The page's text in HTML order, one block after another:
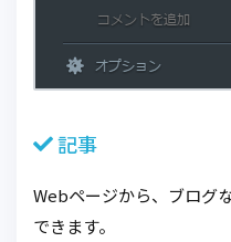
記事
Webページから、ブログ
できます。